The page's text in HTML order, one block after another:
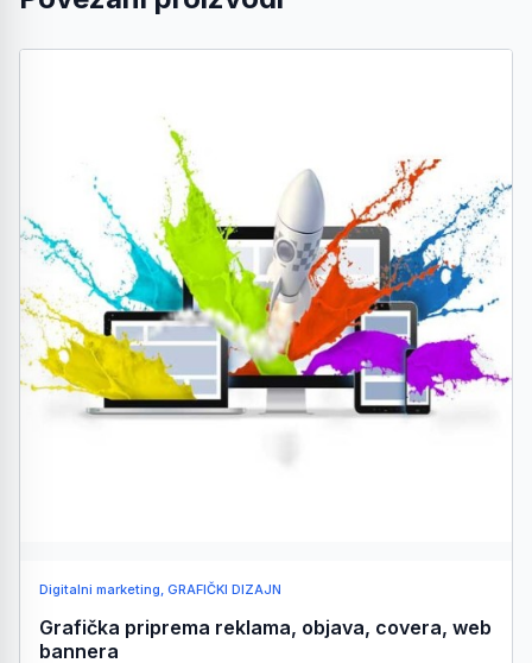
Digitalni marketing, GRAFIČKI DIZAJN
Grafička priprema reklama, objava, covera, web
bannera